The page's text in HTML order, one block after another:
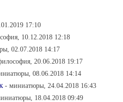
17:10
10.12.2018 12:18
02.07.2018 14:17
20.06.2018 19:17
08.06.2018 14:14
- миниатюры, 24.04.2018 16:43
18.04.2018 09:49